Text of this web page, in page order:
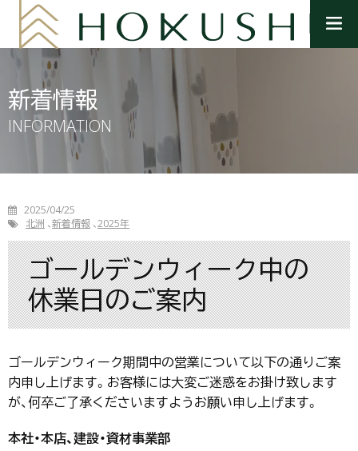
ニ
新着情報
INFORMATION
2025/04/25
北洲 新着情報 2025年
ゴールデンウィーク中の
休業日のご案内
ゴールデンウィーク期間中の営業について以下の通りご案
内申し上げます。お客様には大変ご迷惑をお掛け致します
が、何卒ご了承くださいますようお願い申し上げます。
本社・本店、建設・資材事業部